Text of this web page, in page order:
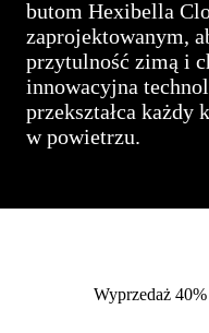
butom Hexibella
zaprojektowanym,
przytulność zimą i
innowacyjna
przekształca każdy
w powietrzu.
Wyprzedaż